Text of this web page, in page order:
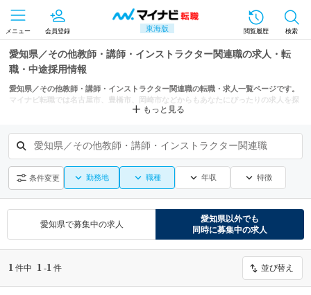
東海版
メニュー 会員登録 閲覧履歴 検索
愛知県／その他教師・講師・インストラクター関連職の求人・転
職・中途採用情報
愛知県／その他教師・講師・インストラクター関連職の転職・求人一覧ページです。
マイナビ転職では名古屋市、豊橋市、岡崎市などからもあなたにぴったりの求人を探
もっと見る
愛知県／その他教師・講師・インストラクター関連職
条件変更 勤務地 職種 年収 特徴
愛知県で募集中の求人
愛知県以外でも
同時に募集中の求人
1 件中 1 -1 件 並び替え